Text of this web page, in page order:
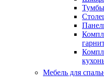
Мебель для